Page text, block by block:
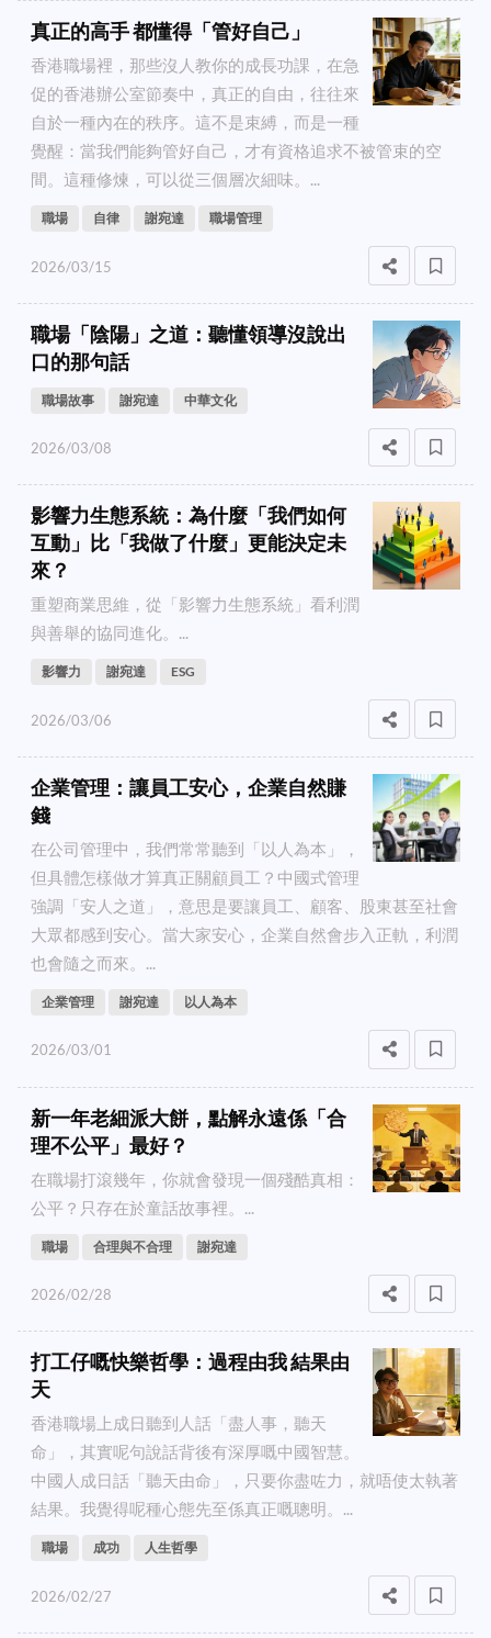
真正的高手 都懂得「管好自己」
香港職場裡，那些沒人教你的成長功課，在急
促的香港辦公室節奏中，真正的自由，往往來
自於一種內在的秩序。這不是束縛，而是一種
覺醒：當我們能夠管好自己，才有資格追求不被管束的空
間。這種修煉，可以從三個層次細味。...
職場 自律 謝宛達 職場管理
2026/03/15
職場「陰陽」之道：聽懂領導沒說出
口的那句話
職場故事 謝宛達 中華文化
2026/03/08
影響力生態系統：為什麼「我們如何
互動」比「我做了什麼」更能決定未
來？
重塑商業思維，從「影響力生態系統」看利潤
與善舉的協同進化。...
影響力 謝宛達 ESG
2026/03/06
企業管理：讓員工安心，企業自然賺
錢
在公司管理中，我們常常聽到「以人為本」，
但具體怎樣做才算真正關顧員工？中國式管理
強調「安人之道」，意思是要讓員工、顧客、股東甚至社會
大眾都感到安心。當大家安心，企業自然會步入正軌，利潤
也會隨之而來。...
企業管理 謝宛達 以人為本
2026/03/01
新一年老細派大餅，點解永遠係「合
理不公平」最好？
在職場打滾幾年，你就會發現一個殘酷真相：
公平？只存在於童話故事裡。...
職場 合理與不合理 謝宛達
2026/02/28
打工仔嘅快樂哲學：過程由我 結果由
天
香港職場上成日聽到人話「盡人事，聽天
命」，其實呢句說話背後有深厚嘅中國智慧。
中國人成日話「聽天由命」，只要你盡咗力，就唔使太執著
結果。我覺得呢種心態先至係真正嘅聰明。...
職場 成功 人生哲學
2026/02/27